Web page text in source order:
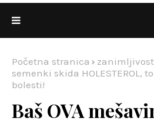
Početna stranica
semenki skida HOLESTEROL,
bolesti!
Baš OVA